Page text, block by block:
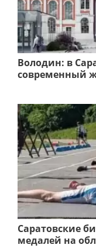
Володин: в
современный
Саратовские
медалей на